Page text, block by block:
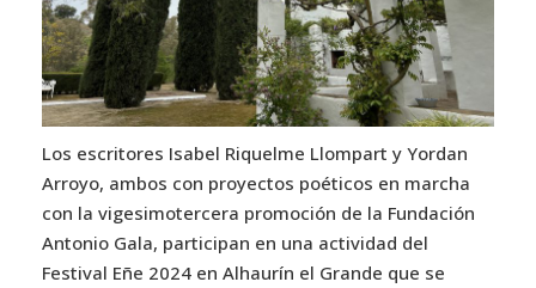
Los escritores Isabel Riquelme Llompart y Yordan
Arroyo, ambos con proyectos poéticos en marcha
con la vigesimotercera promoción de la Fundación
Antonio Gala, participan en una actividad del
Festival Eñe 2024 en Alhaurín el Grande que se